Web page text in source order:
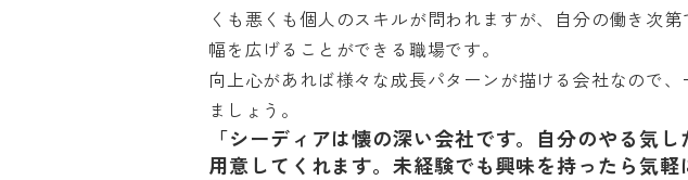
くも悪くも個人のスキルが問われますが、自分の働き次
幅を広げることができる職場です。
向上心があれば様々な成長パターンが描ける会社なので、
ましょう。
「シーディアは懐の深い会社です。自分のやる気
用意してくれます。未経験でも興味を持ったら気軽